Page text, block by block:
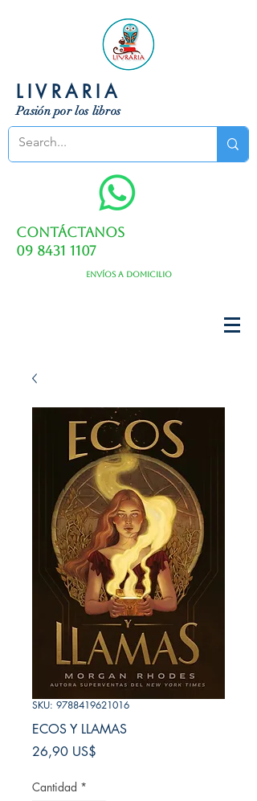
LIVRARIA
Pasión por los libros
Contáctanos
09 8431 1107
Envíos a domicilio
SKU: 9788419621016
ECOS Y LLAMAS
26,90 US$
Cantidad *